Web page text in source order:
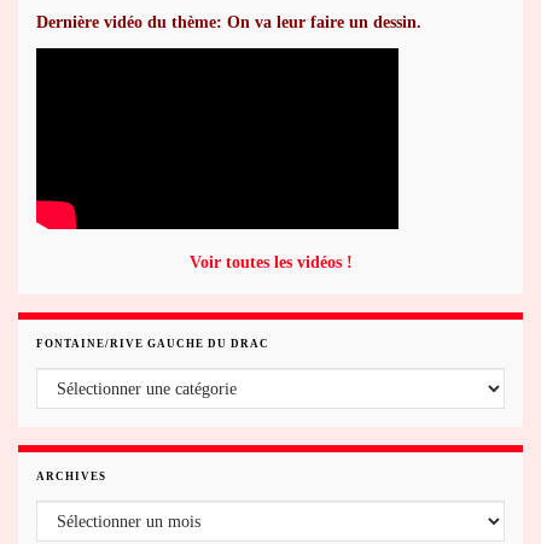
Dernière vidéo du thème: On va leur faire un dessin.
Voir toutes les vidéos !
FONTAINE/RIVE GAUCHE DU DRAC
ARCHIVES